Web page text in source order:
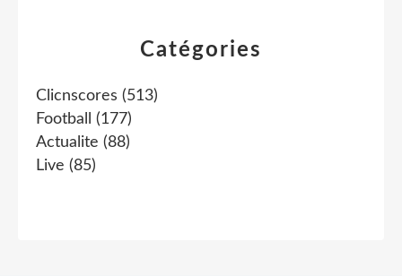
Catégories
Clicnscores (513)
Football
(177)
Actualite (88)
Live (85)